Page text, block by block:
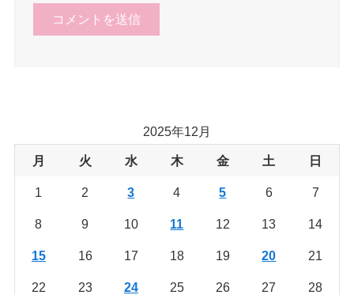
2025年12月
月 火 水 木 金 土 日
1 2 3 4 5 6 7
8 9 10 11 12 13 14
15 16 17 18 19 20 21
22 23 24 25 26 27 28